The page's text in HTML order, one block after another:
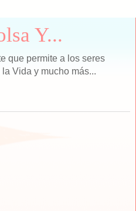
Y...
que permite a los seres
Vida y mucho más...